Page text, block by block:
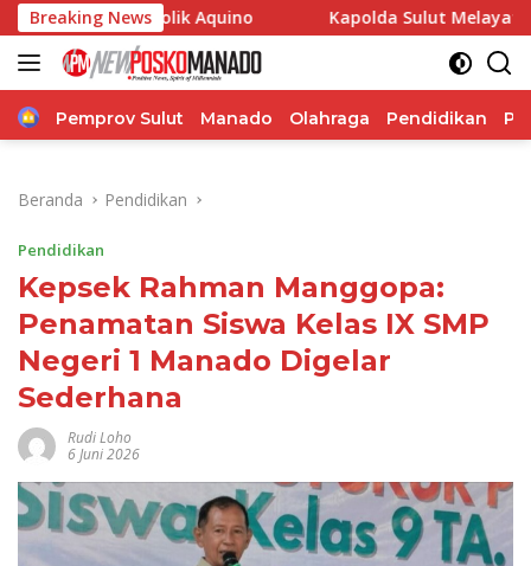
Langsung
ke
konten
Breaking News
Aquino Kapolda Sulut Melayat ke Rumah Duka
Home
Pemprov Sulut Manado Olahraga Pendidikan
Beranda Pendidikan
Pendidikan
Kepsek Rahman Manggopa:
Penamatan Siswa Kelas IX SMP
Negeri 1 Manado Digelar
Sederhana
Rudi Loho
6 Juni 2026